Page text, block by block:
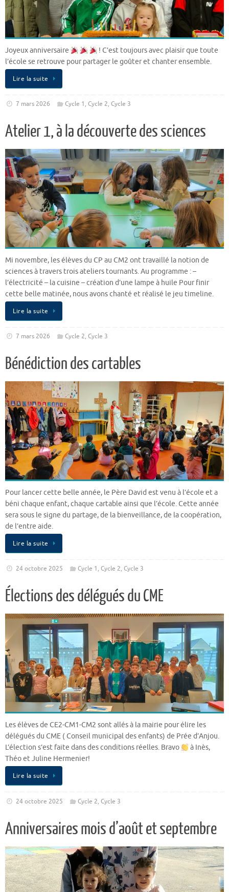
Joyeux anniversaire
! C’est toujours avec plaisir que toute
l’école se retrouve pour partager le goûter et chanter ensemble.
Lire la suite
7 mars 2026 Cycle 1,Cycle 2,Cycle 3
Atelier 1, à la découverte des sciences
Mi novembre, les élèves du CP au CM2 ont travaillé la notion de
sciences à travers trois ateliers tournants. Au programme : –
l’électricité – la cuisine – création d’une lampe à huile Pour finir
cette belle matinée, nous avons chanté et réalisé le jeu timeline.
Lire la suite
7 mars 2026 Cycle 2,Cycle 3
Bénédiction des cartables
Pour lancer cette belle année, le Père David est venu à l’école et a
béni chaque enfant, chaque cartable ainsi que l’école. Cette année
sera sous le signe du partage, de la bienveillance, de la coopération,
de l’entre aide.
Lire la suite
24 octobre 2025 Cycle 1,Cycle 2,Cycle 3
Élections des délégués du CME
Les élèves de CE2-CM1-CM2 sont allés à la mairie pour élire les
délégués du CME ( Conseil municipal des enfants) de Prée d’Anjou.
L’élection s’est faite dans des conditions réelles. Bravo
à Inès,
Théo et Juline Hermenier!
Lire la suite
24 octobre 2025 Cycle 2,Cycle 3
Anniversaires mois d’août et septembre